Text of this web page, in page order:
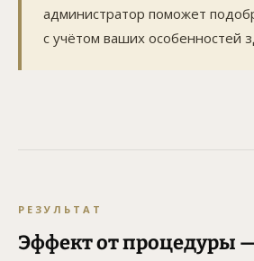
администратор поможет
с учётом ваших особенностей
РЕЗУЛЬТАТ
Эффект от процедуры